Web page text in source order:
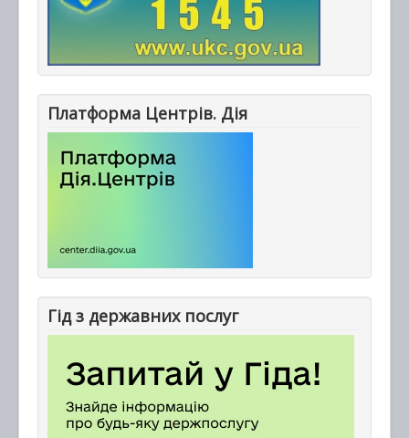
Платформа Центрів. Дія
Гід з державних послуг